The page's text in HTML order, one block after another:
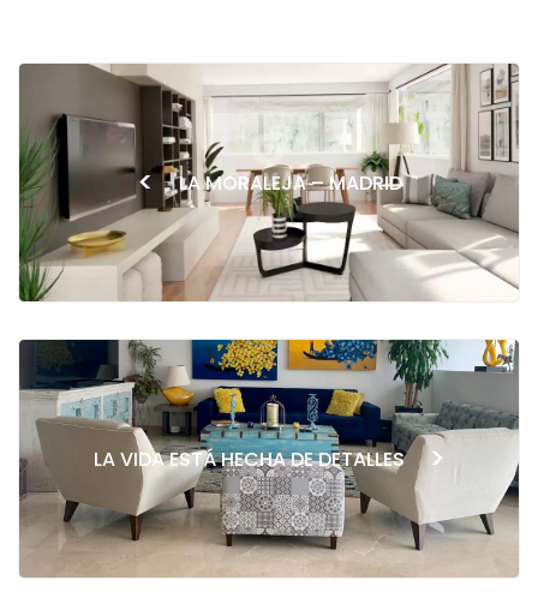
< LA MORALEJA – MADRID
LA VIDA ESTÁ HECHA DE DETALLES >